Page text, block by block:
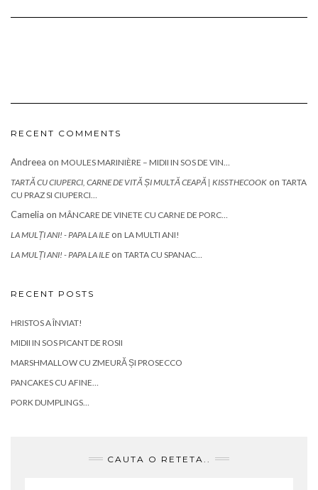
RECENT COMMENTS
Andreea on MOULES MARINIÈRE – MIDII IN SOS DE VIN…
TARTĂ CU CIUPERCI, CARNE DE VITĂ ȘI MULTĂ CEAPĂ | KISSTHECOOK on TARTA
CU PRAZ SI CIUPERCI…
Camelia on MÂNCARE DE VINETE CU CARNE DE PORC…
LA MULȚI ANI! - PAPA LA ILEon LA MULTI ANI!
LA MULȚI ANI! - PAPA LA ILEon TARTA CU SPANAC…
RECENT POSTS
HRISTOS A ÎNVIAT!
MIDII IN SOS PICANT DE ROSII
MARSHMALLOW CU ZMEURĂ ȘI PROSECCO
PANCAKES CU AFINE…
PORK DUMPLINGS…
CAUTA O RETETA..